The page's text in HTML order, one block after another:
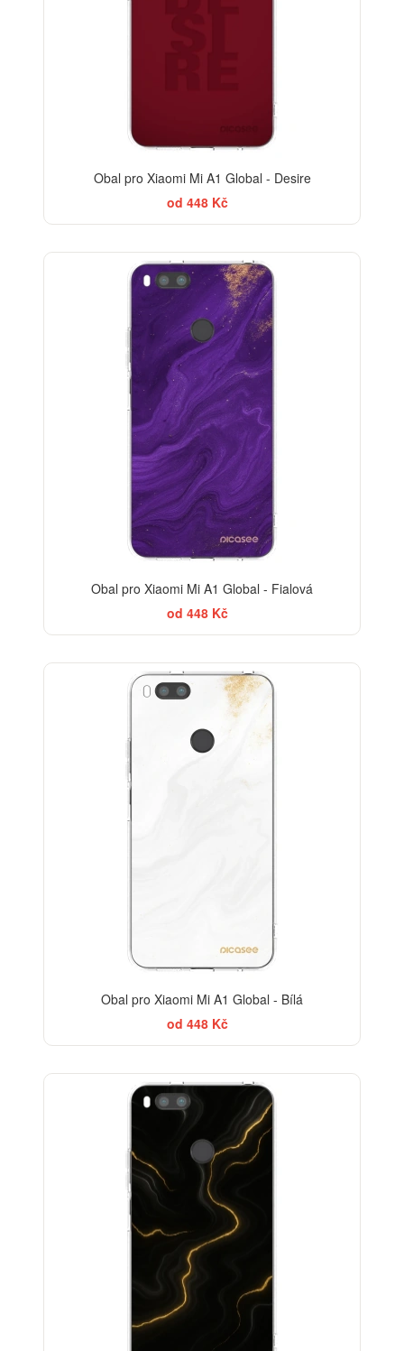
Obal pro Xiaomi Mi A1 Global - Desire
od 448 Kč
Obal pro Xiaomi Mi A1 Global - Fialová
od 448 Kč
Obal pro Xiaomi Mi A1 Global - Bílá
od 448 Kč